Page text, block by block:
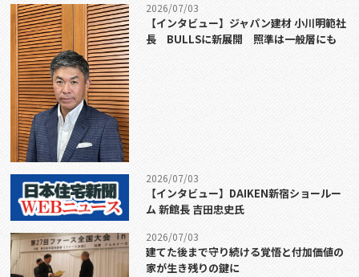
2026/07/03
【インタビュー】ジャパン建材 小川明範社
長 BULLSに新展開 照準は一般層にも
2026/07/03
【インタビュー】DAIKEN新宿ショールー
ム 新館長 吉田忠史氏
2026/07/03
建てた後まで守り続ける覚悟と付加価値の
家が生き残りの鍵に